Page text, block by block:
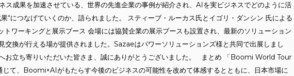
ス成果を加速させている、世界の先進企業の事例が紹介され、AIを実ビジネスでどのように活
“につなげていくのか、語られました。 スティーブ・ルーカス氏とイゴリ・ダンシン 氏による
ワーキングと展示ブース 会場には協賛企業の展示ブースも設置され、最新のソリューション
交換が行える場が提供されました。Sazaeはパワーソリューションズ様と共同で出展しまし
お立ち寄りいただいた皆さま、誠にありがとうございました。 まとめ 「Boomi World Tour
じて、Boomi×AIがもたらす今後のビジネスの可能性を改めて体感するとともに、日本市場に